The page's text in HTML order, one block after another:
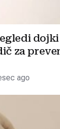
za
ago